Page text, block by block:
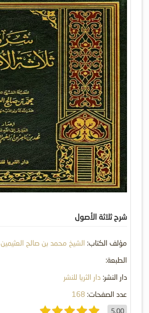
شرح ثلاثة الأصول
مؤلف الكتاب: الشيخ محمد بن صالح العثيمين
الطبعة:
دار النشر: دار الثريا للنشر
عدد الصفحات: 168
5.00